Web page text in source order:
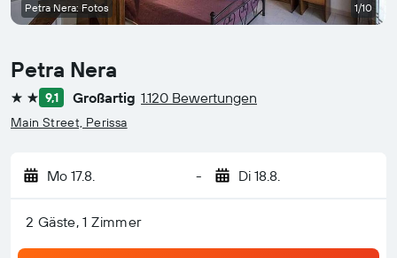
Petra Nera
2 Sterne
9,1 Großartig 1.120 Bewertungen
Main Street, Perissa
Mo 17.8. - Di 18.8.
2 Gäste, 1 Zimmer
Petra Nera: Fotos 1/10